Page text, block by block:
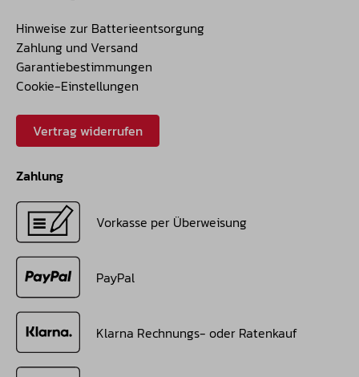
Hinweise zur Batterieentsorgung
Zahlung und Versand
Garantiebestimmungen
Cookie-Einstellungen
Vertrag widerrufen
Zahlung
Vorkasse per Überweisung
PayPal
Klarna Rechnungs- oder Ratenkauf